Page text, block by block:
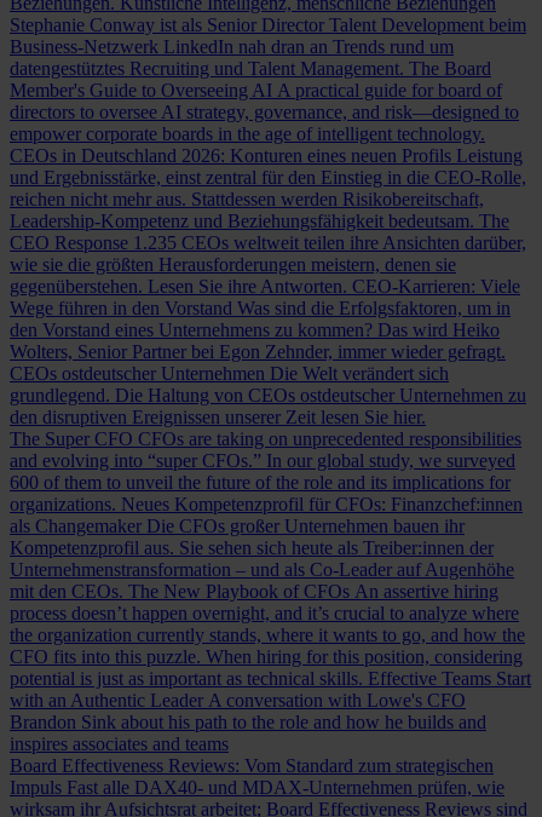
Stephanie Conway ist als Senior Director Talent Development beim
Business-Netzwerk LinkedIn nah dran an Trends rund um
datengestütztes Recruiting und Talent Management. The Board
Member's Guide to Overseeing AI A practical guide for board of
directors to oversee AI strategy, governance, and risk—designed to
empower corporate boards in the age of intelligent technology.
CEOs in Deutschland 2026: Konturen eines neuen Profils Leistung
und Ergebnisstärke, einst zentral für den Einstieg in die CEO-Rolle,
reichen nicht mehr aus. Stattdessen werden Risikobereitschaft,
Leadership-Kompetenz und Beziehungsfähigkeit bedeutsam. The
CEO Response 1.235 CEOs weltweit teilen ihre Ansichten darüber,
wie sie die größten Herausforderungen meistern, denen sie
gegenüberstehen. Lesen Sie ihre Antworten. CEO-Karrieren: Viele
Wege führen in den Vorstand Was sind die Erfolgsfaktoren, um in
den Vorstand eines Unternehmens zu kommen? Das wird Heiko
Wolters, Senior Partner bei Egon Zehnder, immer wieder gefragt.
CEOs ostdeutscher Unternehmen Die Welt verändert sich
grundlegend. Die Haltung von CEOs ostdeutscher Unternehmen zu
den disruptiven Ereignissen unserer Zeit lesen Sie hier.
The Super CFO CFOs are taking on unprecedented responsibilities
and evolving into “super CFOs.” In our global study, we surveyed
600 of them to unveil the future of the role and its implications for
organizations. Neues Kompetenzprofil für CFOs: Finanzchef:innen
als Changemaker Die CFOs großer Unternehmen bauen ihr
Kompetenzprofil aus. Sie sehen sich heute als Treiber:innen der
Unternehmenstransformation – und als Co-Leader auf Augenhöhe
mit den CEOs. The New Playbook of CFOs An assertive hiring
process doesn’t happen overnight, and it’s crucial to analyze where
the organization currently stands, where it wants to go, and how the
CFO fits into this puzzle. When hiring for this position, considering
potential is just as important as technical skills. Effective Teams Start
with an Authentic Leader A conversation with Lowe's CFO
Brandon Sink about his path to the role and how he builds and
inspires associates and teams
Board Effectiveness Reviews: Vom Standard zum strategischen
Impuls Fast alle DAX40- und MDAX-Unternehmen prüfen, wie
wirksam ihr Aufsichtsrat arbeitet; Board Effectiveness Reviews sind